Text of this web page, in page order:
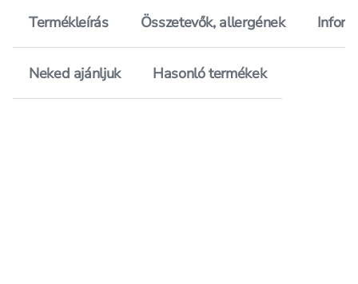
Termékleírás Összetevők, allergének
Neked ajánljuk Hasonló termékek